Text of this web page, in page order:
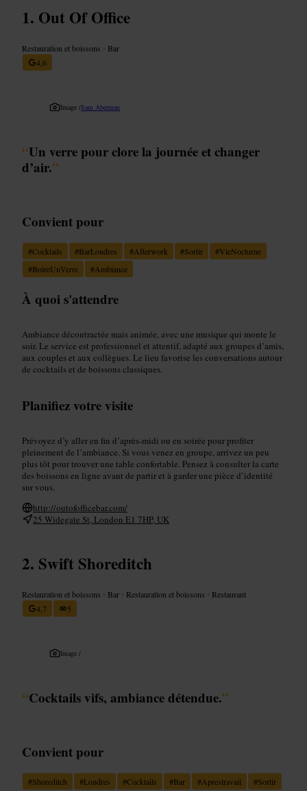
Out Of Office
Restauration et boissons • Bar
4,6
Image /Sam Aberman
“Un verre pour clore la journée et changer
d’air.”
Convient pour
#Cocktails #BarLondres #Afterwork #Sortir #VieNocturne
#BoireUnVerre #Ambiance
À quoi s'attendre
Ambiance décontractée mais animée, avec une musique qui monte le
soir. Le service est professionnel et attentif, adapté aux groupes d’amis,
aux couples et aux collègues. Le lieu favorise les conversations autour
de cocktails et de boissons classiques.
Planifiez votre visite
Prévoyez d’y aller en fin d’après‑midi ou en soirée pour profiter
pleinement de l’ambiance. Si vous venez en groupe, arrivez un peu
plus tôt pour trouver une table confortable. Pensez à consulter la carte
des boissons en ligne avant de partir et à garder une pièce d’identité
sur vous.
http://outofofficebar.com/
25 Widegate St, London E1 7HP, UK
Swift Shoreditch
Restauration et boissons • Bar • Restauration et boissons • Restaurant
4,7
5
Image /
“Cocktails vifs, ambiance détendue.”
Convient pour
#Shoreditch #Londres #Cocktails #Bar #Aprestravail #Sortir